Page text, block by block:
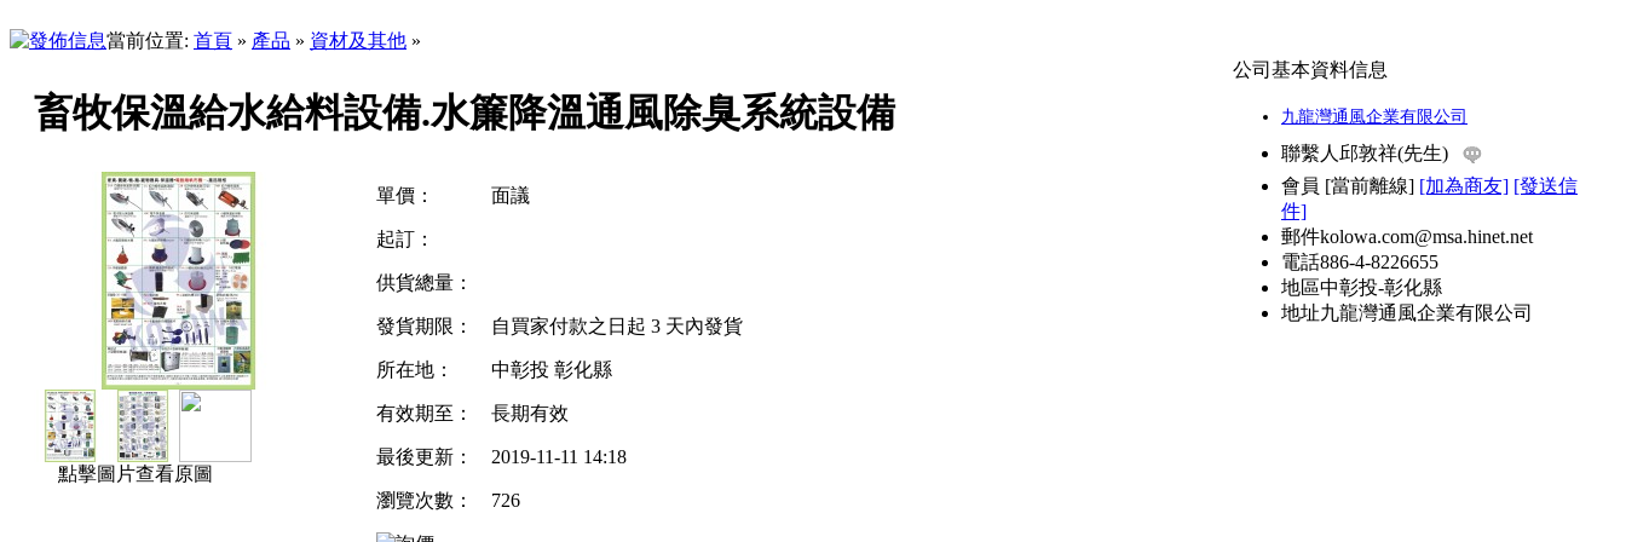
當前位置: 首頁 » 產品 » 資材及其他 »
畜牧保溫給水給料設備.水簾降溫通風除臭系統設備
點擊圖片查看原圖
單價： 面議
起訂：
供貨總量：
發貨期限： 自買家付款之日起 3 天內發貨
所在地： 中彰投 彰化縣
有效期至： 長期有效
最後更新： 2019-11-11 14:18
瀏覽次數： 726
公司基本資料信息
九龍灣通風企業有限公司
聯繫人 邱敦祥(先生)
會員 [當前離線] [加為商友] [發送信
件]
郵件kolowa.com@msa.hinet.net
電話886-4-8226655
地區中彰投-彰化縣
地址九龍灣通風企業有限公司